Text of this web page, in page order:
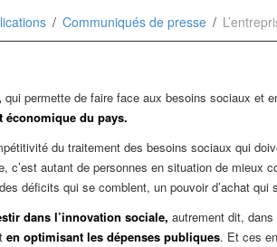
Communiqués de presse
qui permette de faire face aux besoins sociaux et
économique du pays.
du traitement des besoins sociaux qui
c’est autant de personnes en situation de mieux
déficits qui se comblent, un pouvoir d’achat
dans l’innovation sociale, autrement dit,
en optimisant les dépenses publiques. Et ces